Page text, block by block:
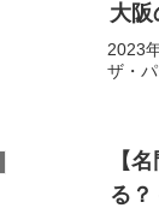
大阪
2023
ザ・
【
る